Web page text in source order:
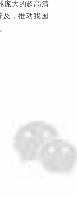
庞大的超高清
，推动我国